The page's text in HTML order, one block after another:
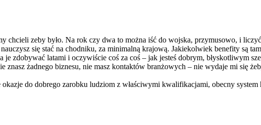
chcieli zeby było. Na rok czy dwa to można iść do wojska, przymusowo, i
się stać na chodniku, za minimalną krajową. Jakiekolwiek benefity są
zdobywać latami i oczywiście coś za coś – jak jesteś dobrym, błyskotliwym
znasz żadnego biznesu, nie masz kontaktów branżowych – nie wydaje mi się
do dobrego zarobku ludziom z właściwymi kwalifikacjami, obecny